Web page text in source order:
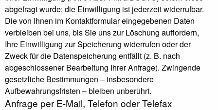
abgefragt wurde; die Einwilligung ist jederzeit widerrufbar.
Die von Ihnen im Kontaktformular eingegebenen Daten
verbleiben bei uns, bis Sie uns zur Löschung auffordern,
Ihre Einwilligung zur Speicherung widerrufen oder der
Zweck für die Datenspeicherung entfällt (z. B. nach
abgeschlossener Bearbeitung Ihrer Anfrage). Zwingende
gesetzliche Bestimmungen – insbesondere
Aufbewahrungsfristen – bleiben unberührt.
Anfrage per E-Mail, Telefon oder Telefax